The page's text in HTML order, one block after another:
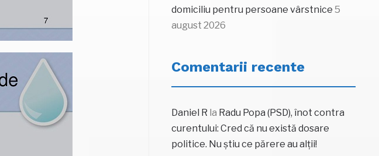
domiciliu pentru persoane vârstnice 5
august 2026
Comentarii recente
Daniel R la Radu Popa (PSD), înot contra
curentului: Cred că nu există dosare
politice. Nu știu ce părere au alții!